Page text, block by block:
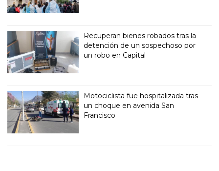
Recuperan bienes robados tras la
detención de un sospechoso por
un robo en Capital
Motociclista fue hospitalizada tras
un choque en avenida San
Francisco